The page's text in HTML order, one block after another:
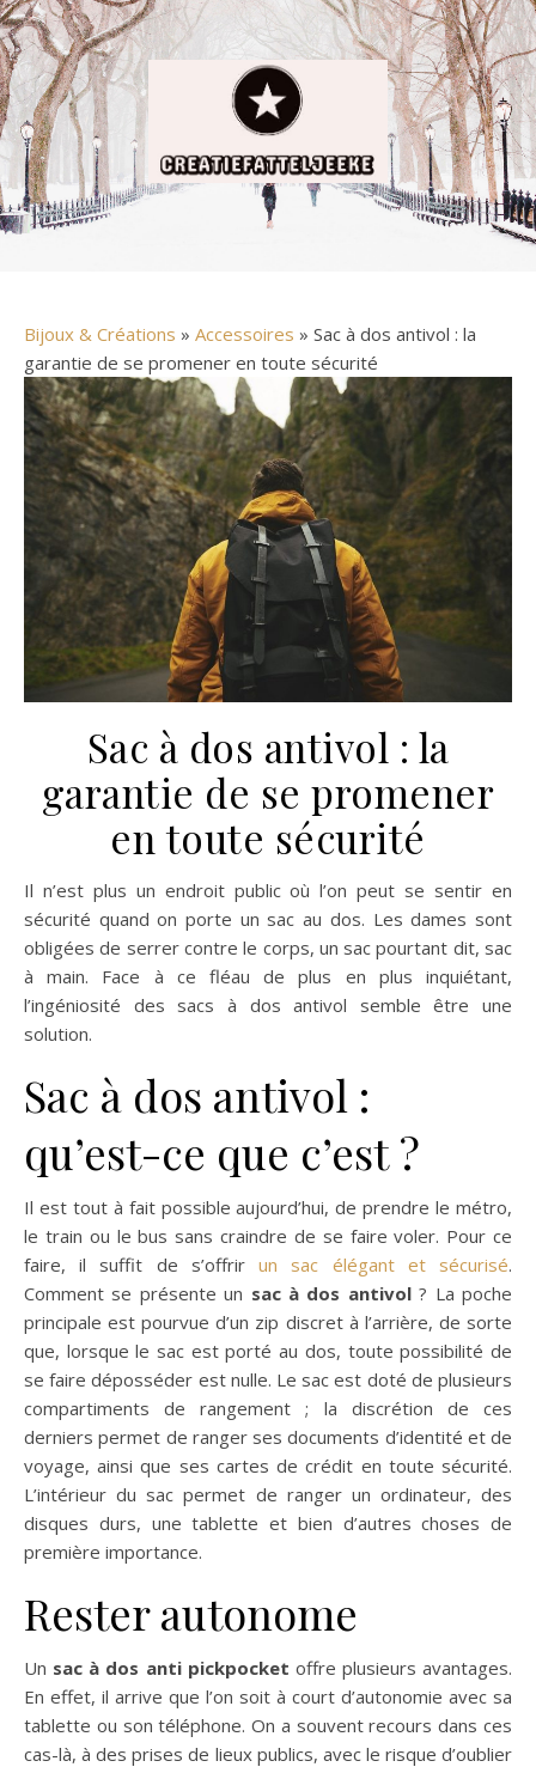
Bijoux & Créations » Accessoires » Sac à dos antivol : la
garantie de se promener en toute sécurité
Sac à dos antivol : la
garantie de se promener
en toute sécurité
Il n’est plus un endroit public où l’on peut se sentir en
sécurité quand on porte un sac au dos. Les dames sont
obligées de serrer contre le corps, un sac pourtant dit, sac
à main. Face à ce fléau de plus en plus inquiétant,
l’ingéniosité des sacs à dos antivol semble être une
solution.
Sac à dos antivol :
qu’est-ce que c’est ?
Il est tout à fait possible aujourd’hui, de prendre le métro,
le train ou le bus sans craindre de se faire voler. Pour ce
faire, il suffit de s’offrirun sac élégant et sécurisé.
Comment se présente un sac à dos antivol? La poche
principale est pourvue d’un zip discret à l’arrière, de sorte
que, lorsque le sac est porté au dos, toute possibilité de
se faire déposséder est nulle. Le sac est doté de plusieurs
compartiments de rangement ; la discrétion de ces
derniers permet de ranger ses documents d’identité et de
voyage, ainsi que ses cartes de crédit en toute sécurité.
L’intérieur du sac permet de ranger un ordinateur, des
disques durs, une tablette et bien d’autres choses de
première importance.
Rester autonome
Un sac à dos anti pickpocket offre plusieurs avantages.
En effet, il arrive que l’on soit à court d’autonomie avec sa
tablette ou son téléphone. On a souvent recours dans ces
cas-là, à des prises de lieux publics, avec le risque d’oublier